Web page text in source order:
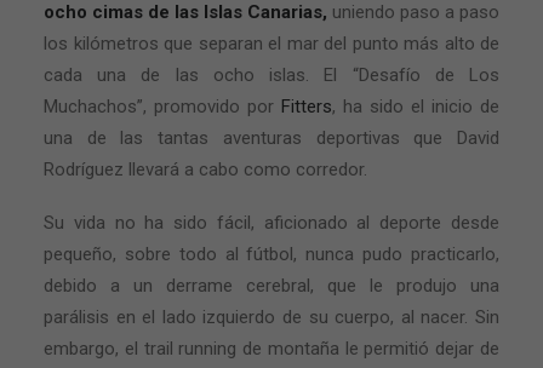
ocho cimas de las Islas Canarias, uniendo paso a paso
los kilómetros que separan el mar del punto más alto de
cada una de las ocho islas. El “Desafío de Los
Muchachos”, promovido por Fitters, ha sido el inicio de
una de las tantas aventuras deportivas que David
Rodríguez llevará a cabo como corredor.
Su vida no ha sido fácil, aficionado al deporte desde
pequeño, sobre todo al fútbol, nunca pudo practicarlo,
debido a un derrame cerebral, que le produjo una
parálisis en el lado izquierdo de su cuerpo, al nacer. Sin
embargo, el trail running de montaña le permitió dejar de